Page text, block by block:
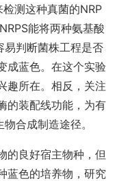
测这种真菌的NRP
能将两种氨基酸
判断菌株工程是否
成蓝色。在这个实验
趣所在。相反，关注
的装配线功能，为有
合成制造途径。
的良好宿主物种，但
蓝色的培养物，研究